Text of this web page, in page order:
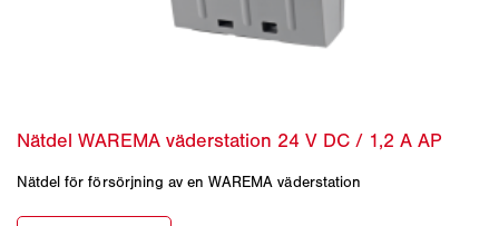
Nätdel för försörjning av en WAREMA väderstation